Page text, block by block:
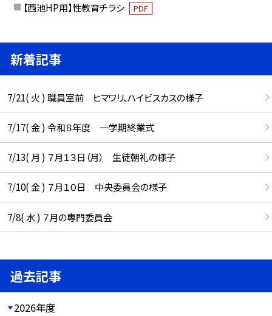
【西池HP用】性教育チラシ PDF
新着記事
7/21( 火 ) 職員室前 ヒマワリ、ハイビスカスの様子
7/17( 金 ) 令和８年度 一学期終業式
7/13( 月 ) ７月１３日（月） 生徒朝礼の様子
7/10( 金 ) ７月１０日 中央委員会の様子
7/8( 水 ) ７月の専門委員会
過去記事
2026年度